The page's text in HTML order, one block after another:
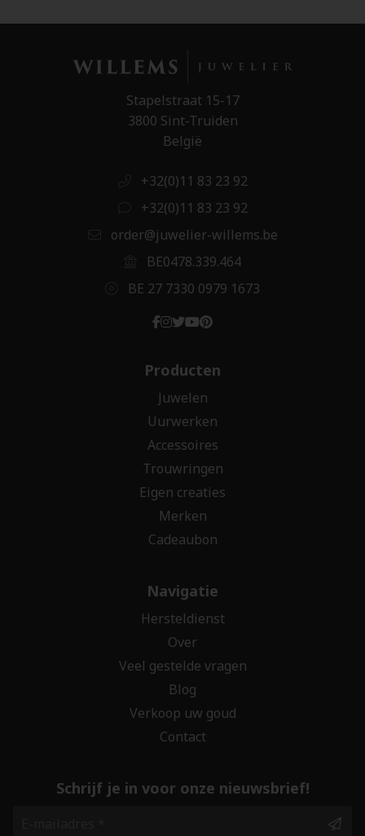
Stapelstraat 15-17
3800 Sint-Truiden
België
+32(0)11 83 23 92
+32(0)11 83 23 92
order@juwelier-willems.be
BE0478.339.464
BE 27 7330 0979 1673
Producten
Juwelen
Uurwerken
Accessoires
Trouwringen
Eigen creaties
Merken
Cadeaubon
Navigatie
Hersteldienst
Over
Veel gestelde vragen
Blog
Verkoop uw goud
Contact
Schrijf je in voor onze nieuwsbrief!